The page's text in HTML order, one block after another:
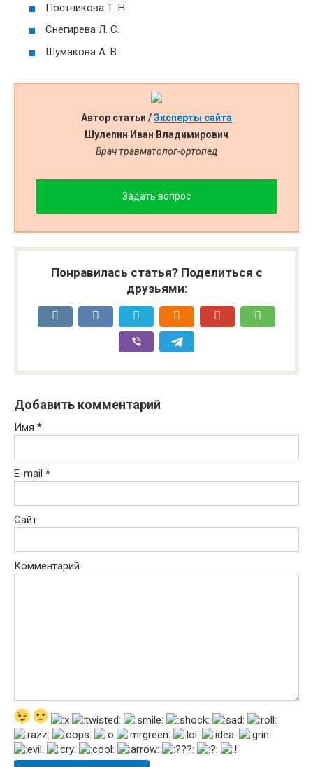
Постникова Т. Н.
Снегирева Л. С.
Шумакова А. В.
Автор статьи /Эксперты сайта
Шулепин Иван Владимирович
Врач травматолог-ортопед
Задать вопрос
Понравилась статья? Поделиться с
друзьями:
Добавить комментарий
Имя *
E-mail *
Сайт
Комментарий